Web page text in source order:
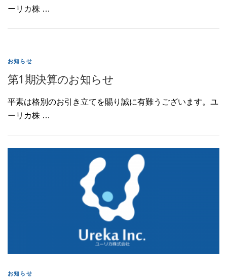
ーリカ株 …
お知らせ
第1期決算のお知らせ
平素は格別のお引き立てを賜り誠に有難うございます。ユ
ーリカ株 …
お知らせ